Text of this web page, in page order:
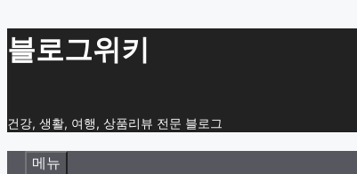
컨
텐
건
너
블로그위키
건강, 생활, 여행, 상품리뷰 전문 블로그
메뉴